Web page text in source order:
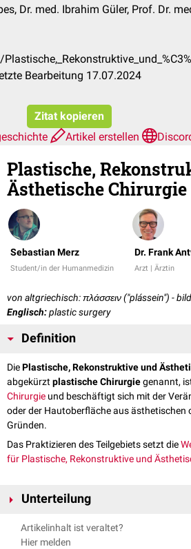
Dr. med. Ibrahim Güler, Prof. Dr.
Bearbeitung 17.07.2024
Zitat kopieren
Artikel erstellen
Plastische,
Ästhetische Chirurgie
Sebastian Merz
Student/in der Humanmedizin
Dr. Frank
Arzt | Ärztin
von altgriechisch: πλάσσειν ("plássein") -
Englisch:plastic surgery
Definition
DiePlastische, Rekonstruktive und
abgekürztplastische Chirurgiegenannt,
Chirurgie und beschäftigt sich mit der
oder der Hautoberfläche aus ästhetischen
Gründen.
Das Praktizieren des Teilgebiets setzt die
für Plastische, Rekonstruktive und
Unterteilung
Man kann die Aufgabenbereiche der
Bereiche einteilen, die aber
Artikelinhalt ist veraltet?
Hier melden